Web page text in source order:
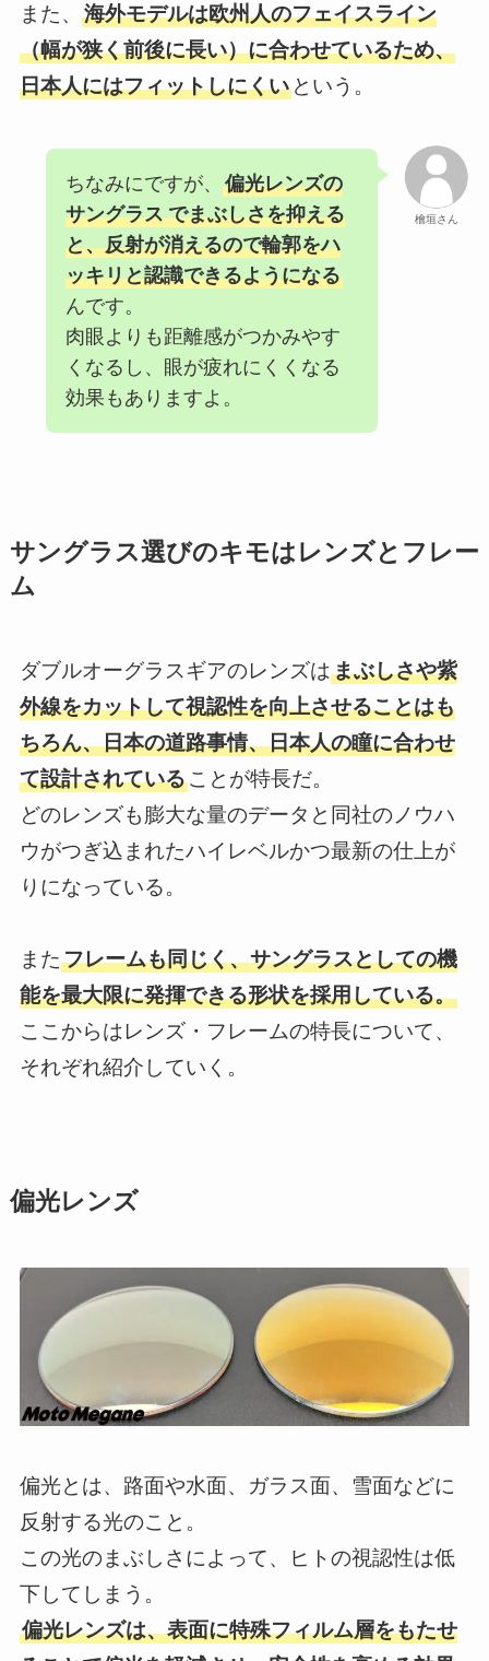
また、 海外モデルは欧州人のフェイスライン
（幅が狭く前後に長い）に合わせているため、
日本人にはフィットしにくいという。
檜垣さん
ちなみにですが、 偏光レンズの
サングラス でまぶしさを抑える
と、反射が消えるので輪郭をハ
ッキリと認識できるようになる
んです。
肉眼よりも距離感がつかみやす
くなるし、眼が疲れにくくなる
効果もありますよ。
サングラス選びのキモはレンズとフレー
ム
ダブルオーグラスギアのレンズはまぶしさや紫
外線をカットして視認性を向上させることはも
ちろん、日本の道路事情、日本人の瞳に合わせ
て設計されていることが特長だ。
どのレンズも膨大な量のデータと同社のノウハ
ウがつぎ込まれたハイレベルかつ最新の仕上が
りになっている。
またフレームも同じく、サングラスとしての機
能を最大限に発揮できる形状を採用している。
ここからはレンズ・フレームの特長について、
それぞれ紹介していく。
偏光レンズ
偏光とは、路面や水面、ガラス面、雪面などに
反射する光のこと。
この光のまぶしさによって、ヒトの視認性は低
下してしまう。
偏光レンズは、表面に特殊フィルム層をもたせ